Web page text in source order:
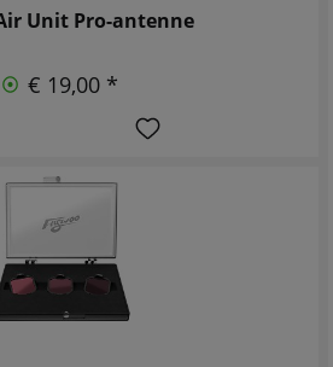
Unit Pro-antenne
€ 19,00 *